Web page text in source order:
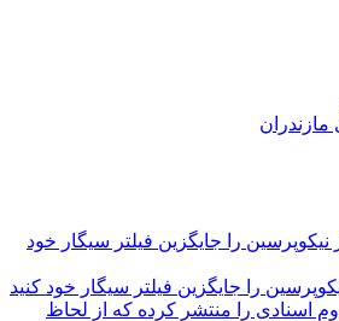
را جایگزین فیلتر سیگار خود کنید